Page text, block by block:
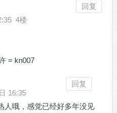
回复
4楼
= kn007
回复
16:35
人哦，感觉已经好多年没见